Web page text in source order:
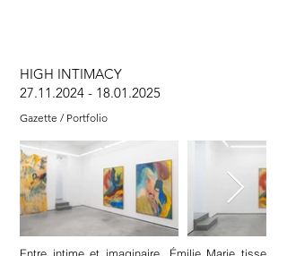
HIGH INTIMACY
27.11.2024 - 18.01.2025
Gazette / Portfolio